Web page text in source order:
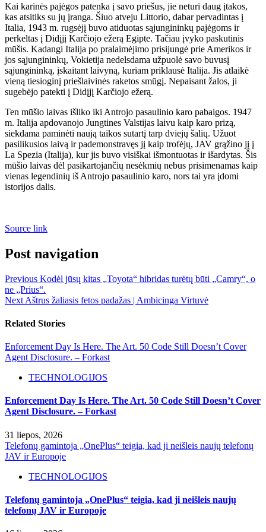
Kai karinės pajėgos patenka į savo priešus, jie neturi daug įtakos,
kas atsitiks su jų įranga. Šiuo atveju Littorio, dabar pervadintas į
Italia, 1943 m. rugsėjį buvo atiduotas sąjungininkų pajėgoms ir
perkeltas į Didįjį Karčiojo ežerą Egipte. Tačiau įvyko paskutinis
mūšis. Kadangi Italija po pralaimėjimo prisijungė prie Amerikos ir
jos sąjungininkų, Vokietija nedelsdama užpuolė savo buvusį
sąjungininką, įskaitant laivyną, kuriam priklausė Italija. Jis atlaikė
vieną tiesioginį priešlaivinės raketos smūgį. Nepaisant žalos, ji
sugebėjo patekti į Didįjį Karčiojo ežerą.
Ten mūšio laivas išliko iki Antrojo pasaulinio karo pabaigos. 1947
m. Italija apdovanojo Jungtines Valstijas laivu kaip karo prizą,
siekdama paminėti naują taikos sutartį tarp dviejų šalių. Užuot
pasilikusios laivą ir pademonstravęs jį kaip trofėjų, JAV grąžino jį į
La Spezia (Italija), kur jis buvo visiškai išmontuotas ir išardytas. Šis
mūšio laivas dėl pasikartojančių nesėkmių nebus prisimenamas kaip
vienas legendinių iš Antrojo pasaulinio karo, nors tai yra įdomi
istorijos dalis.
Source link
Post navigation
Previous Kodėl jūsų kitas „Toyota“ hibridas turėtų būti „Camry“, o
ne „Prius“.
Next Aštrus žaliasis fetos padažas | Ambicinga Virtuvė
Related Stories
Enforcement Day Is Here. The Art. 50 Code Still Doesn’t Cover
Agent Disclosure. – Forkast
TECHNOLOGIJOS
Enforcement Day Is Here. The Art. 50 Code Still Doesn’t Cover
Agent Disclosure. – Forkast
31 liepos, 2026
Telefonų gamintoja „OnePlus“ teigia, kad ji neišleis naujų telefonų
JAV ir Europoje
TECHNOLOGIJOS
Telefonų gamintoja „OnePlus“ teigia, kad ji neišleis naujų
telefonų JAV ir Europoje